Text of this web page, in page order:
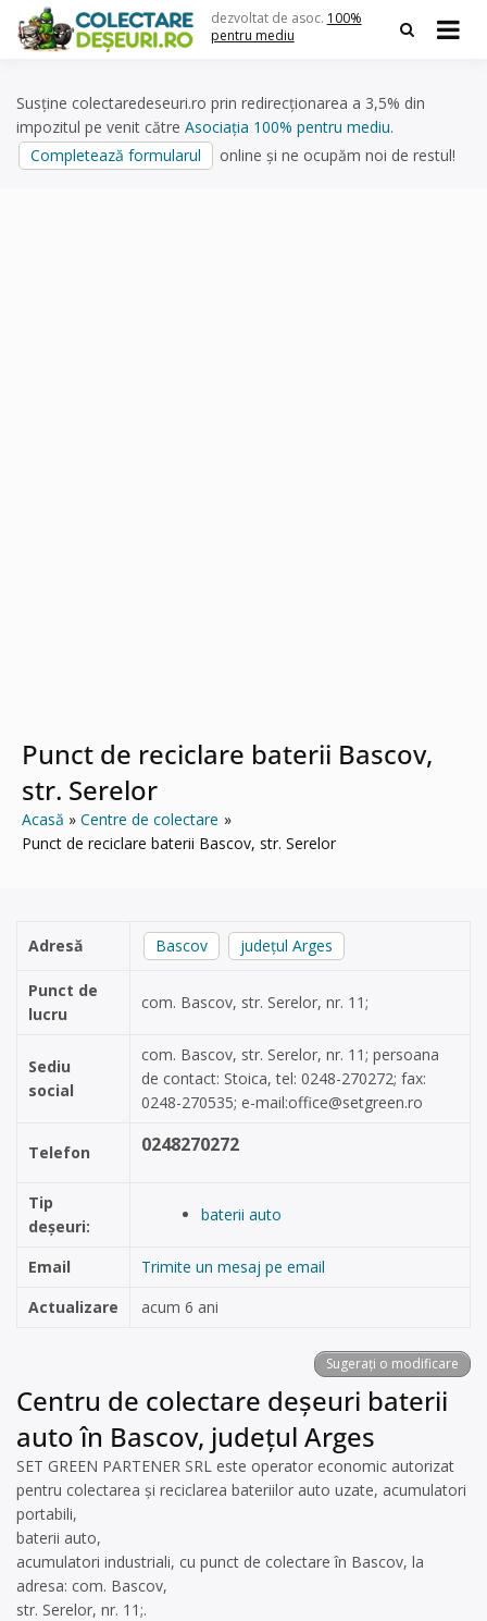
content
dezvoltat de asoc. 100%
pentru mediu
Susține colectaredeseuri.ro prin redirecționarea a 3,5% din
impozitul pe venit către Asociația 100% pentru mediu.
Completează formularul
online și ne ocupăm noi de restul!
Punct de reciclare baterii Bascov,
str. Serelor
Acasă
Centre de colectare
Punct de reciclare baterii Bascov, str. Serelor
Adresă Bascov județul Arges
Punct de
lucru
com. Bascov, str. Serelor, nr. 11;
Sediu
social
com. Bascov, str. Serelor, nr. 11; persoana
de contact: Stoica, tel: 0248-270272; fax:
0248-270535; e-mail:office@setgreen.ro
Telefon 0248270272
Tip
deșeuri:
baterii auto
Email
Trimite un mesaj pe email
Actualizare
acum 6 ani
Sugerați o modificare
Centru de colectare deșeuri baterii
auto în Bascov, județul Arges
SET GREEN PARTENER SRL este operator economic autorizat
pentru colectarea și reciclarea bateriilor auto uzate, acumulatori
portabili,
baterii auto,
acumulatori industriali, cu punct de colectare în Bascov, la
adresa: com. Bascov,
str. Serelor, nr. 11;.